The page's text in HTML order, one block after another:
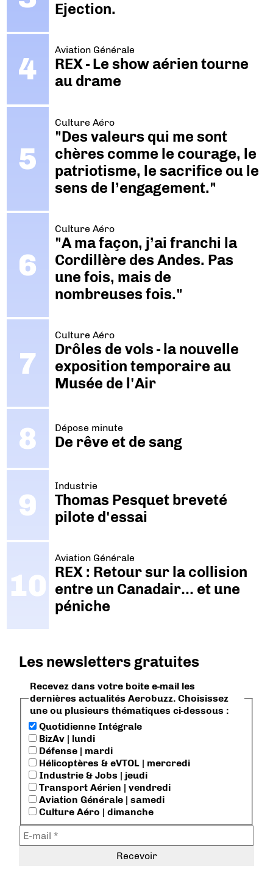
Ejection.
Aviation Générale
REX - Le show aérien tourne
au drame
Culture Aéro
"Des valeurs qui me sont
chères comme le courage, le
patriotisme, le sacrifice ou le
sens de l’engagement."
Culture Aéro
"A ma façon, j’ai franchi la
Cordillère des Andes. Pas
une fois, mais de
nombreuses fois."
Culture Aéro
Drôles de vols - la nouvelle
exposition temporaire au
Musée de l'Air
Dépose minute
De rêve et de sang
Industrie
Thomas Pesquet breveté
pilote d'essai
Aviation Générale
REX : Retour sur la collision
entre un Canadair… et une
péniche
Les newsletters gratuites
Recevez dans votre boite e-mail les
dernières actualités Aerobuzz. Choisissez
une ou plusieurs thématiques ci-dessous :
Quotidienne Intégrale
BizAv | lundi
Défense | mardi
Hélicoptères & eVTOL | mercredi
Industrie & Jobs | jeudi
Transport Aérien | vendredi
Aviation Générale | samedi
Culture Aéro | dimanche